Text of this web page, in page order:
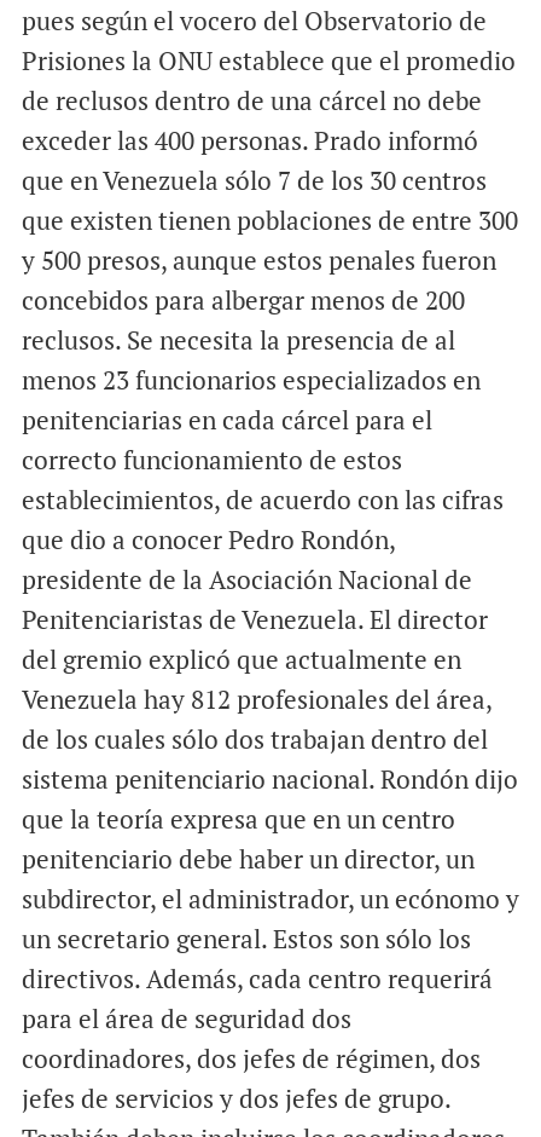
pues según el vocero del Observatorio de
Prisiones la ONU establece que el promedio
de reclusos dentro de una cárcel no debe
exceder las 400 personas. Prado informó
que en Venezuela sólo 7 de los 30 centros
que existen tienen poblaciones de entre 300
y 500 presos, aunque estos penales fueron
concebidos para albergar menos de 200
reclusos. Se necesita la presencia de al
menos 23 funcionarios especializados en
penitenciarias en cada cárcel para el
correcto funcionamiento de estos
establecimientos, de acuerdo con las cifras
que dio a conocer Pedro Rondón,
presidente de la Asociación Nacional de
Penitenciaristas de Venezuela. El director
del gremio explicó que actualmente en
Venezuela hay 812 profesionales del área,
de los cuales sólo dos trabajan dentro del
sistema penitenciario nacional. Rondón dijo
que la teoría expresa que en un centro
penitenciario debe haber un director, un
subdirector, el administrador, un ecónomo y
un secretario general. Estos son sólo los
directivos. Además, cada centro requerirá
para el área de seguridad dos
coordinadores, dos jefes de régimen, dos
jefes de servicios y dos jefes de grupo.